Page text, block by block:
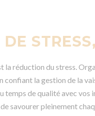
la réduction du stress.
la gestion de la
temps de qualité avec
savourer pleinement